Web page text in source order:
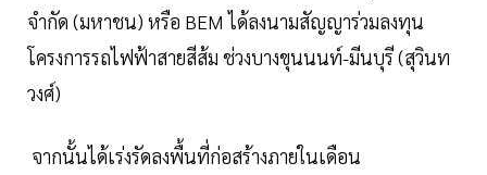
จำกัด (มหาชน) หรือ BEM ได้ลงนามสัญญาร่วมลงทุน
โครงการรถไฟฟ้าสายสีส้ม ช่วงบางขุนนนท์-มีนบุรี (สุวินท
วงศ์)
จากนั้นได้เร่งรัดลงพื้นที่ก่อสร้างภายในเดือน